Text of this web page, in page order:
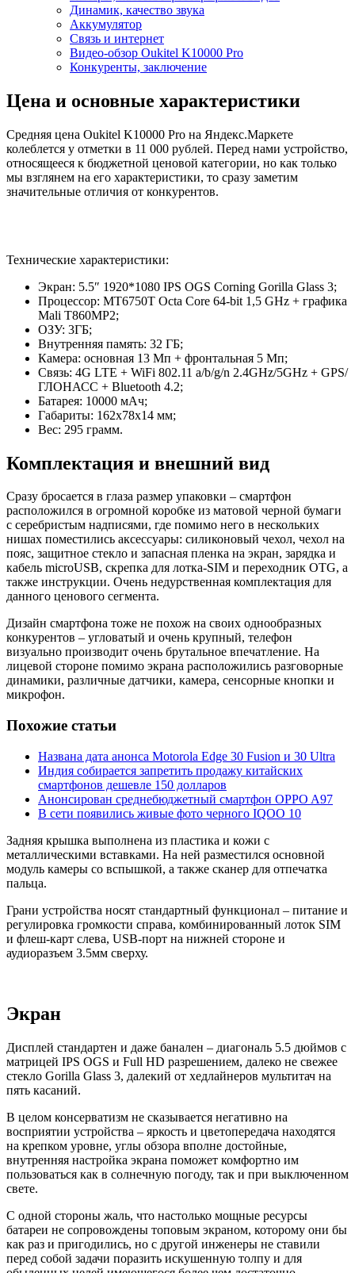
Динамик, качество звука
Аккумулятор
Связь и интернет
Видео-обзор Oukitel K10000 Pro
Конкуренты, заключение
Цена и основные характеристики
Cредняя цена Oukitel K10000 Pro на Яндекс.Маркете
колеблется у отметки в 11 000 рублей. Перед нами устройство,
относящееся к бюджетной ценовой категории, но как только
мы взглянем на его характеристики, то сразу заметим
значительные отличия от конкурентов.
Технические характеристики:
Экран: 5.5″ 1920*1080 IPS OGS Corning Gorilla Glass 3;
Процессор: MT6750T Octa Core 64-bit 1,5 GHz + графика
Mali T860MP2;
ОЗУ: 3ГБ;
Внутренняя память: 32 ГБ;
Камера: основная 13 Мп + фронтальная 5 Мп;
Связь: 4G LTE + WiFi 802.11 a/b/g/n 2.4GHz/5GHz + GPS/
ГЛОНАСС + Bluetooth 4.2;
Батарея: 10000 мАч;
Габариты: 162х78х14 мм;
Вес: 295 грамм.
Комплектация и внешний вид
Сразу бросается в глаза размер упаковки – смартфон
расположился в огромной коробке из матовой черной бумаги
с серебристым надписями, где помимо него в нескольких
нишах поместились аксессуары: силиконовый чехол, чехол на
пояс, защитное стекло и запасная пленка на экран, зарядка и
кабель microUSB, скрепка для лотка-SIM и переходник OTG, а
также инструкции. Очень недурственная комплектация для
данного ценового сегмента.
Дизайн смартфона тоже не похож на своих однообразных
конкурентов – угловатый и очень крупный, телефон
визуально производит очень брутальное впечатление. На
лицевой стороне помимо экрана расположились разговорные
динамики, различные датчики, камера, сенсорные кнопки и
микрофон.
Похожие статьи
Названа дата анонса Motorola Edge 30 Fusion и 30 Ultra
Индия собирается запретить продажу китайских
смартфонов дешевле 150 долларов
Анонсирован среднебюджетный смартфон OPPO A97
В сети появились живые фото черного IQOO 10
Задняя крышка выполнена из пластика и кожи с
металлическими вставками. На ней разместился основной
модуль камеры со вспышкой, а также сканер для отпечатка
пальца.
Грани устройства носят стандартный функционал – питание и
регулировка громкости справа, комбинированный лоток SIM
и флеш-карт слева, USB-порт на нижней стороне и
аудиоразъем 3.5мм сверху.
Экран
Дисплей стандартен и даже банален – диагональ 5.5 дюймов с
матрицей IPS OGS и Full HD разрешением, далеко не свежее
стекло Gorilla Glass 3, далекий от хедлайнеров мультитач на
пять касаний.
В целом консерватизм не сказывается негативно на
восприятии устройства – яркость и цветопередача находятся
на крепком уровне, углы обзора вполне достойные,
внутренняя настройка экрана поможет комфортно им
пользоваться как в солнечную погоду, так и при выключенном
свете.
С одной стороны жаль, что настолько мощные ресурсы
батареи не сопровождены топовым экраном, которому они бы
как раз и пригодились, но с другой инженеры не ставили
перед собой задачи поразить искушенную толпу и для